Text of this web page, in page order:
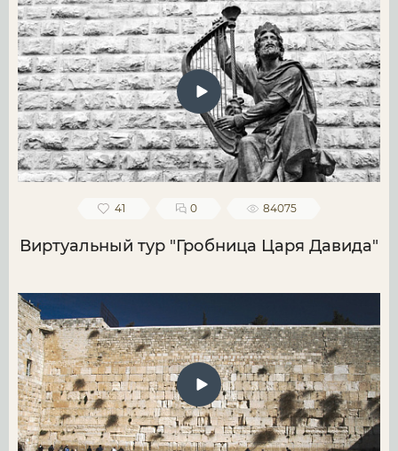
41 0 84075
Виртуальный тур "Гробница Царя Давида"